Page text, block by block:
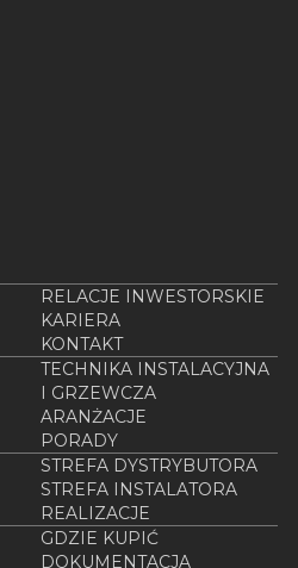
RELACJE INWESTORSKIE
KARIERA
KONTAKT
TECHNIKA INSTALACYJNA
I GRZEWCZA
ARANŻACJE
PORADY
STREFA DYSTRYBUTORA
STREFA INSTALATORA
REALIZACJE
GDZIE KUPIĆ
DOKUMENTACJA